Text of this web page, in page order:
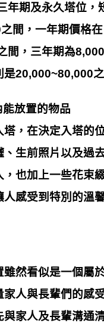
年期及永久塔位，
間，一年期價格在
間，三年期為
是20,000~80,000之
放置的物品
塔，在決定入塔的
、生前照片以及過
，也加上一些花束
感受到特別的溫
雖然看似是一個屬
家人與長輩們的感
與家人及長輩溝通